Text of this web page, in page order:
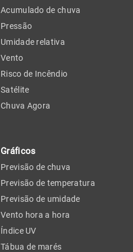
Acumulado de chuva
Pressão
Umidade relativa
Vento
Risco de Incêndio
Satélite
Chuva Agora
Gráficos
Previsão de chuva
Previsão de temperatura
Previsão de umidade
Vento hora a hora
Índice UV
Tábua de marés